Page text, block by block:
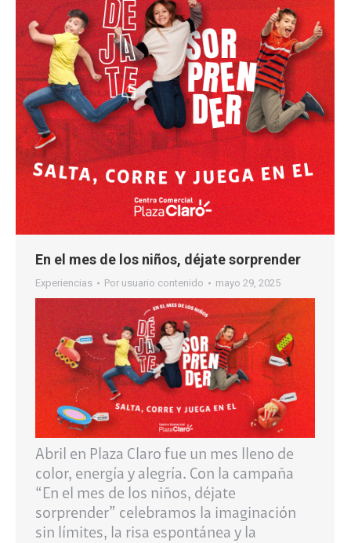
En el mes de los niños, déjate sorprender
Experiencias Por usuario contenido mayo 29, 2025
Abril en Plaza Claro fue un mes lleno de
color, energía y alegría. Con la campaña
“En el mes de los niños, déjate
sorprender” celebramos la imaginación
sin límites, la risa espontánea y la